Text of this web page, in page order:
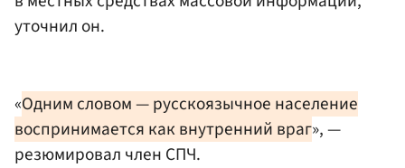
уточнил он.
«Одним словом — русскоязычное население
воспринимается как внутренний враг», —
резюмировал член СПЧ.